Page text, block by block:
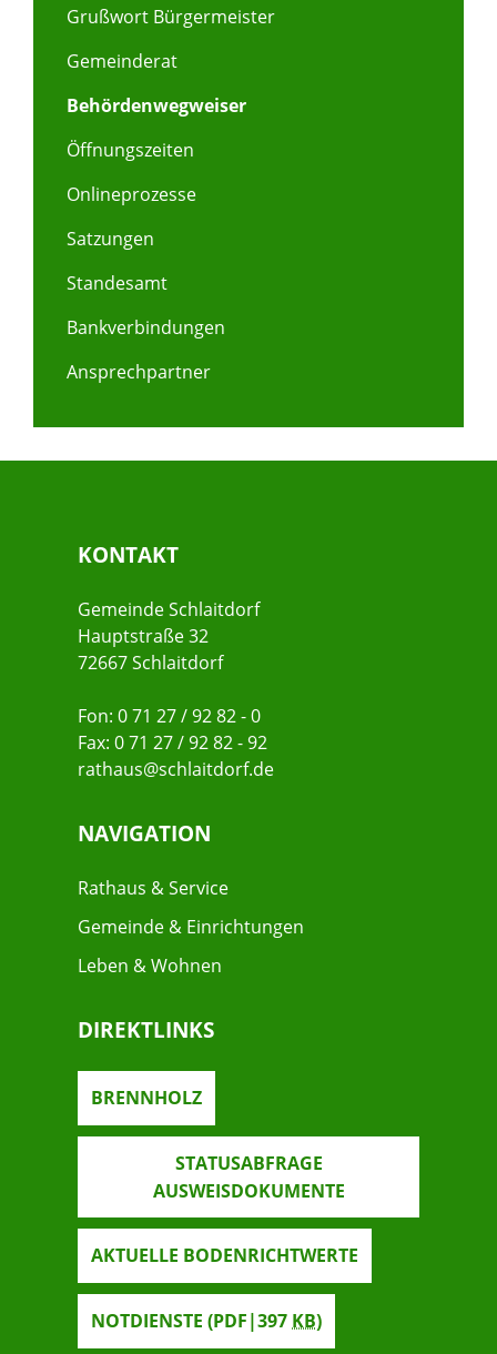
Grußwort Bürgermeister
Gemeinderat
Behördenwegweiser
Öffnungszeiten
Onlineprozesse
Satzungen
Standesamt
Bankverbindungen
Ansprechpartner
KONTAKT
Gemeinde Schlaitdorf
Hauptstraße 32
72667 Schlaitdorf
Fon: 0 71 27 / 92 82 - 0
Fax: 0 71 27 / 92 82 - 92
rathaus@schlaitdorf.de
NAVIGATION
Rathaus & Service
Gemeinde & Einrichtungen
Leben & Wohnen
DIREKTLINKS
BRENNHOLZ
STATUSABFRAGE
AUSWEISDOKUMENTE
AKTUELLE BODENRICHTWERTE
NOTDIENSTE (PDF|397 KB)